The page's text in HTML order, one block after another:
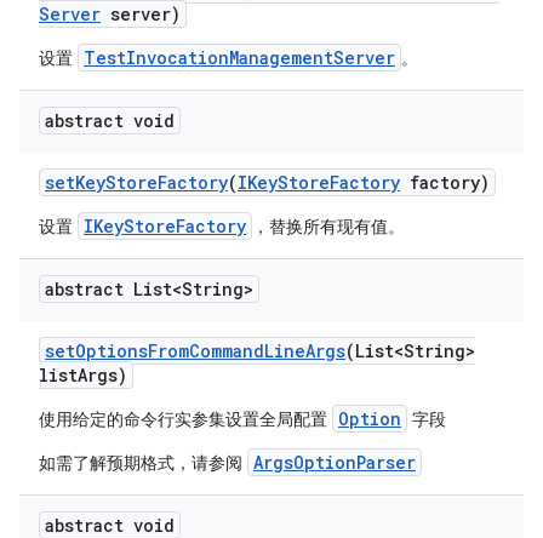
Server server)
设置 TestInvocationManagementServer 。
abstract void
setKeyStoreFactory(IKeyStoreFactory factory)
设置 IKeyStoreFactory ，替换所有现有值。
abstract List<String>
setOptionsFromCommandLineArgs(List<String>
listArgs)
使用给定的命令行实参集设置全局配置 Option 字段
如需了解预期格式，请参阅 ArgsOptionParser
abstract void